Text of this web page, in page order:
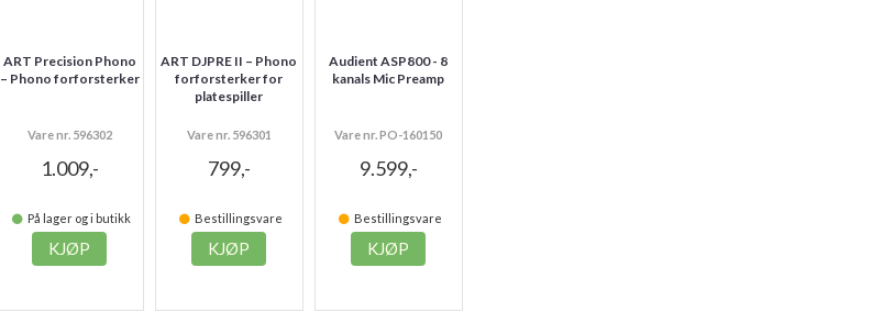
ART Precision Phono
– Phono forforsterker
Vare nr. 596302
1.009,-
På lager og i butikk
KJØP
ART DJPRE II – Phono
forforsterker for
platespiller
Vare nr. 596301
799,-
Bestillingsvare
KJØP
Audient ASP800 - 8
kanals Mic Preamp
Vare nr. PO-160150
9.599,-
Bestillingsvare
KJØP